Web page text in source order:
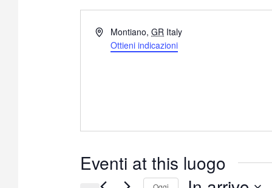
I
Montiano, GR Italy
Ottieni indicazioni
Eventi at this luogo